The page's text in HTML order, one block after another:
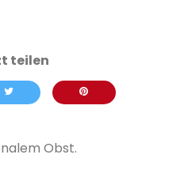
Obst.